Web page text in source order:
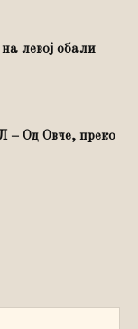
левој обали
– Од Овче, преко